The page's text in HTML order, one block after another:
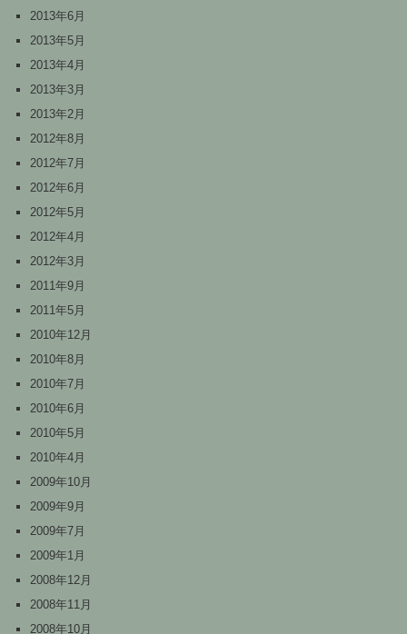
2013年6月
2013年5月
2013年4月
2013年3月
2013年2月
2012年8月
2012年7月
2012年6月
2012年5月
2012年4月
2012年3月
2011年9月
2011年5月
2010年12月
2010年8月
2010年7月
2010年6月
2010年5月
2010年4月
2009年10月
2009年9月
2009年7月
2009年1月
2008年12月
2008年11月
2008年10月